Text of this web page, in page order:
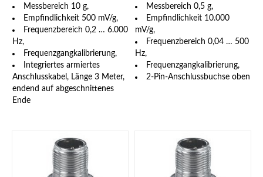
Messbereich 10 g,
Empfindlichkeit 500 mV/g,
Frequenzbereich 0,2 … 6.000
Hz,
Frequenzgangkalibrierung,
Integriertes armiertes
Anschlusskabel, Länge 3 Meter,
endend auf abgeschnittenes
Ende
Messbereich 0,5 g,
Empfindlichkeit 10.000
mV/g,
Frequenzbereich 0,04 … 500
Hz,
Frequenzgangkalibrierung,
2-Pin-Anschlussbuchse oben